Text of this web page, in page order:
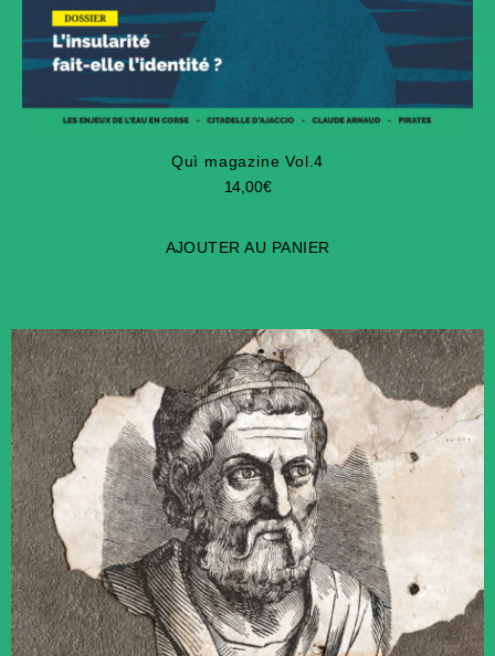
Quì magazine Vol.4
14,00€
AJOUTER AU PANIER